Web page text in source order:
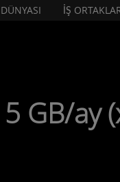
İŞ
GB/ay